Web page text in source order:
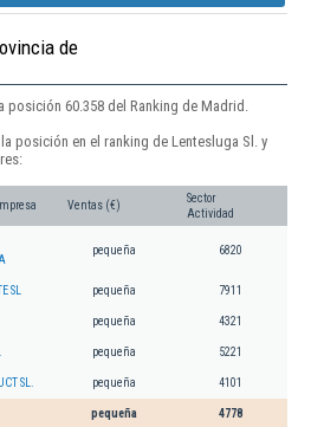
de
posición 60.358 del Ranking de Madrid.
posición en el ranking de Lentesluga Sl. y
Ventas (€)
Sector
Actividad
pequeña 6820
SL pequeña 7911
pequeña 4321
pequeña 5221
SL. pequeña 4101
pequeña 4778